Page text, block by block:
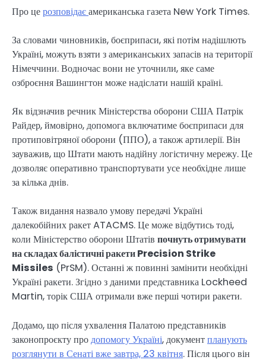
Про церозповідаєамериканська газета New York Times.
За словами чиновників, боєприпаси, які потім надішлють
Україні, можуть взяти з американських запасів на території
Німеччини. Водночас вони не уточнили, яке саме
озброєння Вашингтон може надіслати нашій країні.
Як відзначив речник Міністерства оборони США Патрік
Райдер, ймовірно, допомога включатиме боєприпаси для
протиповітряної оборони (ППО), а також артилерії. Він
зауважив, що Штати мають надійну логістичну мережу. Це
дозволяє оперативно транспортувати усе необхідне лише
за кілька днів.
Також видання назвало умову передачі Україні
далекобійних ракет ATACMS. Це може відбутись тоді,
коли Міністерство оборони Штатів почнуть отримувати
на складах балістичні ракети Precision Strike
Missiles (PrSM). Останні ж повинні замінити необхідні
Україні ракети. Згідно з даними представника Lockheed
Martin, торік США отримали вже перші чотири ракети.
Додамо, що після ухвалення Палатою представників
законопроєкту продопомогу Україні, документпланують
розглянути в Сенаті вже завтра, 23 квітня. Після цього він